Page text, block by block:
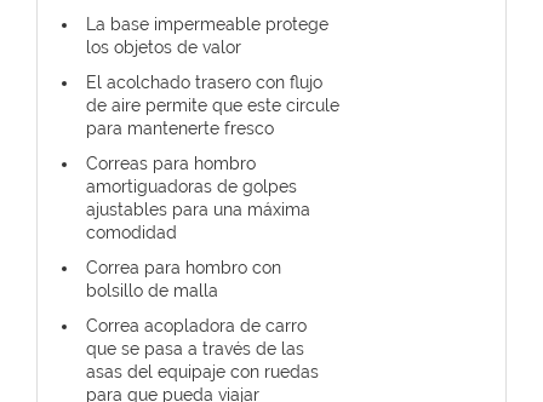
La base impermeable protege
los objetos de valor
El acolchado trasero con flujo
de aire permite que este circule
para mantenerte fresco
Correas para hombro
amortiguadoras de golpes
ajustables para una máxima
comodidad
Correa para hombro con
bolsillo de malla
Correa acopladora de carro
que se pasa a través de las
asas del equipaje con ruedas
para que pueda viajar